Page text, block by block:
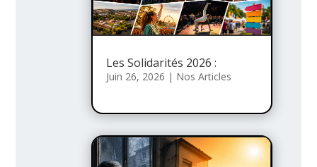
Les Solidarités 2026 :
Juin 26, 2026 | Nos Articles